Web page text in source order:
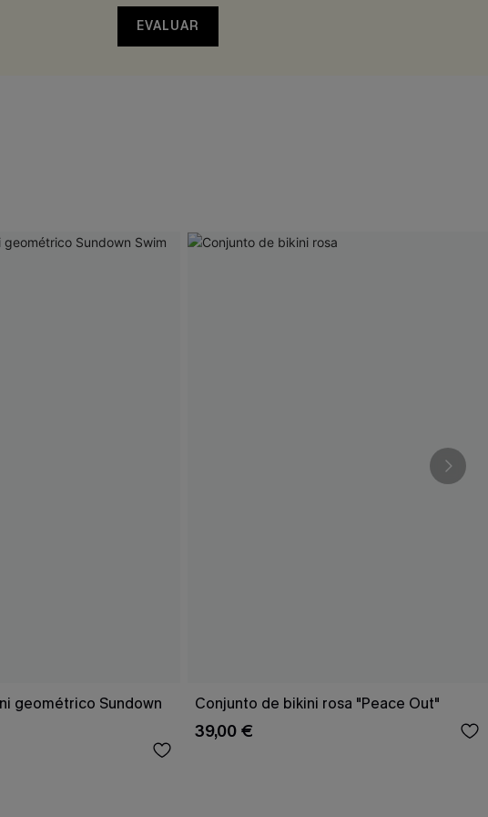
EVALUAR
geométrico Sundown
Conjunto de bikini rosa "Peace Out"
39,00 €